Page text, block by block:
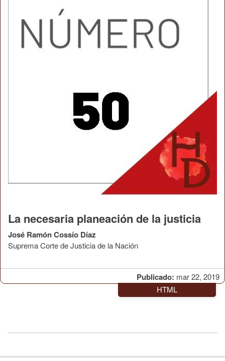
Publicado: mar 22, 2019
La necesaria planeación de la justicia
José Ramón Cossío Díaz
Suprema Corte de Justicia de la Nación
HTML